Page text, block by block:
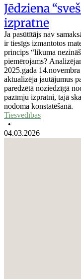
Jēdziena
izpratne
Ja pasūtītājs nav
ir tiesīgs izmantotos
princips “likuma
piemērojams?
2025.gada
aktualizēja jautājumus
paredzētā noziedzīgā
pazīmju izpratni, tajā
nodoma konstatēšanā.
Tiesvedības
•
04.03.2026